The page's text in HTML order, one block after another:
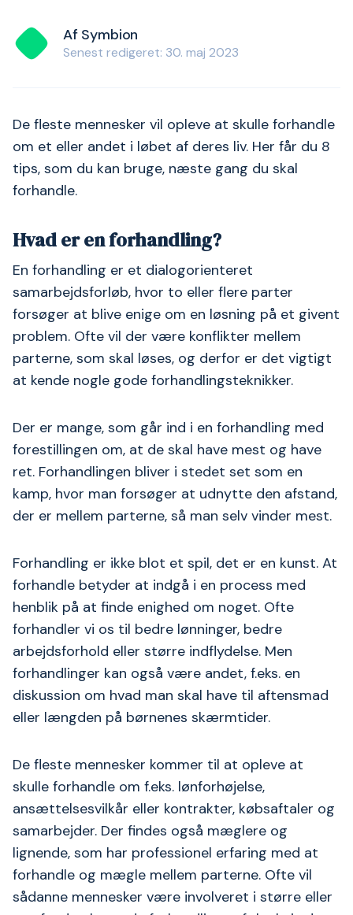
Af Symbion
Senest redigeret: 30. maj 2023
De fleste mennesker vil opleve at skulle forhandle
om et eller andet i løbet af deres liv. Her får du 8
tips, som du kan bruge, næste gang du skal
forhandle.
Hvad er en forhandling?
En forhandling er et dialogorienteret
samarbejdsforløb, hvor to eller flere parter
forsøger at blive enige om en løsning på et givent
problem. Ofte vil der være konflikter mellem
parterne, som skal løses, og derfor er det vigtigt
at kende nogle gode forhandlingsteknikker.
Der er mange, som går ind i en forhandling med
forestillingen om, at de skal have mest og have
ret. Forhandlingen bliver i stedet set som en
kamp, hvor man forsøger at udnytte den afstand,
der er mellem parterne, så man selv vinder mest.
Forhandling er ikke blot et spil, det er en kunst. At
forhandle betyder at indgå i en process med
henblik på at finde enighed om noget. Ofte
forhandler vi os til bedre lønninger, bedre
arbejdsforhold eller større indflydelse. Men
forhandlinger kan også være andet, f.eks. en
diskussion om hvad man skal have til aftensmad
eller længden på børnenes skærmtider.
De fleste mennesker kommer til at opleve at
skulle forhandle om f.eks. lønforhøjelse,
ansættelsesvilkår eller kontrakter, købsaftaler og
samarbejder. Der findes også mæglere og
lignende, som har professionel erfaring med at
forhandle og mægle mellem parterne. Ofte vil
sådanne mennesker være involveret i større eller